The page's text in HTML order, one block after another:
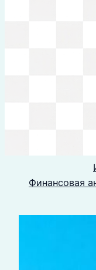
Финансовая